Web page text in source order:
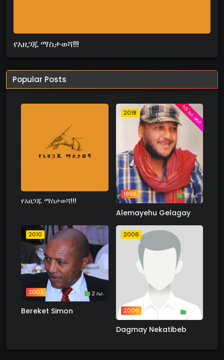
የአዘጋጁ ማስታወሻ!!!
Popular Posts
የአዘጋጁ ማስታወሻ!!!
2018
1999 18 ስራ
ከ5 ስራ በላይ
Alemayehu Gelagay
2010
2003 2 ስራ
Bereket Simon
2006
2006
Dagmay Nekatibeb